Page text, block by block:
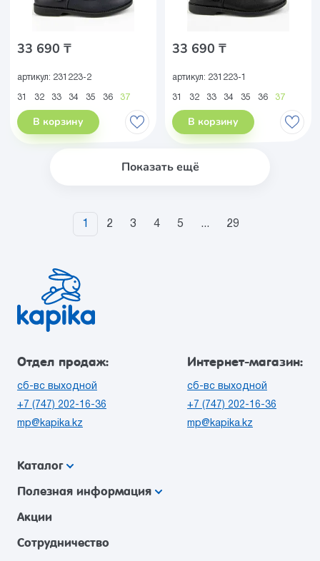
33 690 ₸
артикул: 231223-2
31 32 33 34 35 36 37
В корзину
33 690 ₸
артикул: 231223-1
31 32 33 34 35 36 37
В корзину
Показать ещё
1 2 3 4 5 ... 29
Отдел продаж:
сб-вс выходной
+7 (747) 202-16-36
mp@kapika.kz
Интернет-магазин:
сб-вс выходной
+7 (747) 202-16-36
mp@kapika.kz
Каталог
Акции
Сотрудничество
Полезная информация